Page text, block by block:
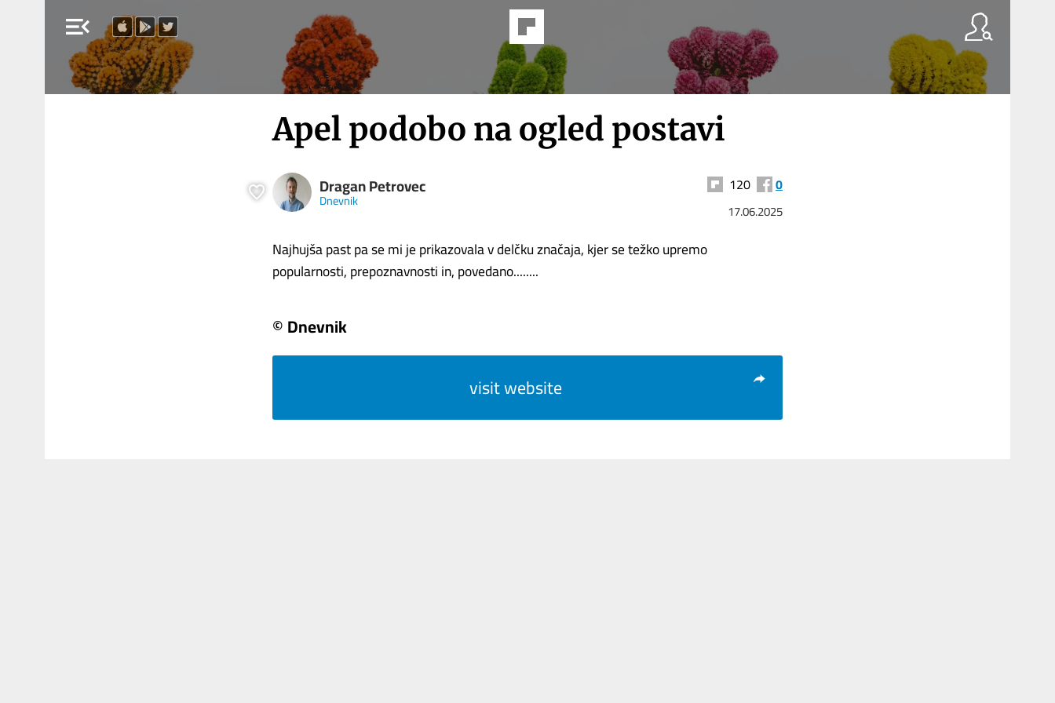
menu_open
Apel podobo na ogled postavi
Dragan Petrovec
Dnevnik
120 0
17.06.2025
Najhujša past pa se mi je prikazovala v delčku značaja, kjer se težko upremo
popularnosti, prepoznavnosti in, povedano........
© Dnevnik
visit website